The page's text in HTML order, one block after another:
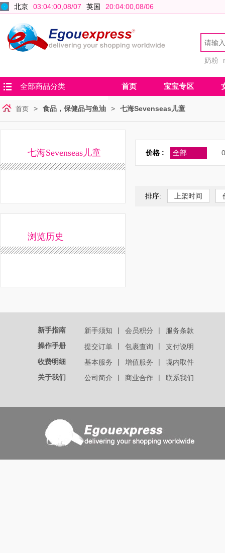
北京 03:04:01,08/07 英国 20:04:01,08/06
奶粉
全部商品分类 首页 宝宝专区
首页 > 食品，保健品与鱼油 > 七海Sevenseas儿童
七海Sevenseas儿童
浏览历史
价格 : 全部
排序: 上架时间
新手指南 新手须知 | 会员积分 |
服务条款
操作手册
提交订单 | 包裹查询 |
支付说明
收费明细
基本服务 | 增值服务 |
境内取件
关于我们
公司简介 | 商业合作 | 联系我们